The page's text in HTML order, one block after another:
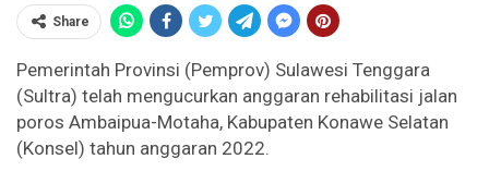
Share
Pemerintah Provinsi (Pemprov) Sulawesi Tenggara
(Sultra) telah mengucurkan anggaran rehabilitasi jalan
poros Ambaipua-Motaha, Kabupaten Konawe Selatan
(Konsel) tahun anggaran 2022.